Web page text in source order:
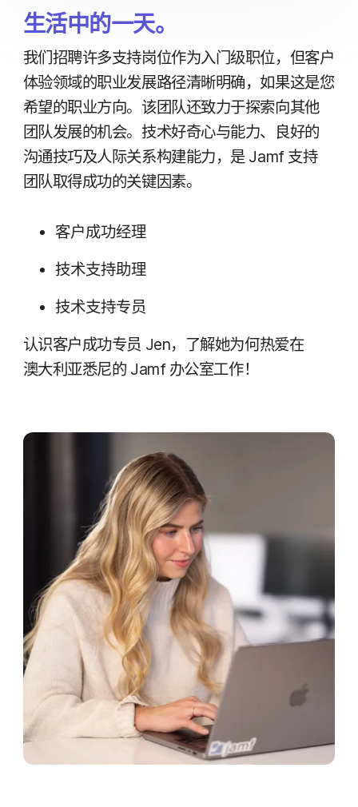
生活​中​的​一​天。
我们​招聘​许多​支持​岗​位​作为​入​门级​职位，​但​客户​
体验​领域​的​职业​发展​路径清晰​明确，​如果​这​是​您​
希望​的​职业​方向。​该​团队​还​致力于​探索​向​其他​
团队​发展​的​机会。​技术​好​奇心​与​能力、​良好​的​
沟通​技巧及​人际​关系​构​建​能力，​是Jamf 支持​
团队​取得​成功​的​关键​因素。
客户​成功​经理
技术​支持助理
技术​支持​专员
认识​客户​成功​专员 Jen，​了解​她​为何热爱​在​
澳大利亚​悉尼​的 Jamf 办公室​工作！